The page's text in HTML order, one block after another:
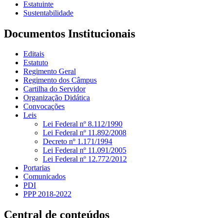
Estatuinte
Sustentabilidade
Documentos Institucionais
Editais
Estatuto
Regimento Geral
Regimento dos Câmpus
Cartilha do Servidor
Organização Didática
Convocações
Leis
Lei Federal nº 8.112/1990
Lei Federal nº 11.892/2008
Decreto nº 1.171/1994
Lei Federal nº 11.091/2005
Lei Federal nº 12.772/2012
Portarias
Comunicados
PDI
PPP 2018-2022
Central de conteúdos